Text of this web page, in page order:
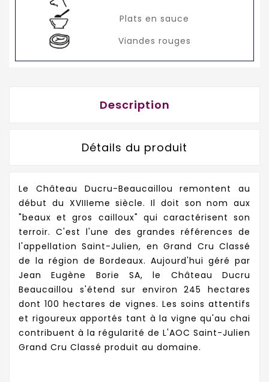
Plats en sauce
Viandes rouges
Description
Détails du produit
Le Château Ducru-Beaucaillou remontent au
début du XVIIIeme siècle. Il doit son nom aux
"beaux et gros cailloux" qui caractérisent son
terroir. C'est l'une des grandes références de
l'appellation Saint-Julien, en Grand Cru Classé
de la région de Bordeaux. Aujourd'hui géré par
Jean Eugène Borie SA, le Château Ducru
Beaucaillou s'étend sur environ 245 hectares
dont 100 hectares de vignes. Les soins attentifs
et rigoureux apportés tant à la vigne qu'au chai
contribuent à la régularité de L'AOC Saint-Julien
Grand Cru Classé produit au domaine.